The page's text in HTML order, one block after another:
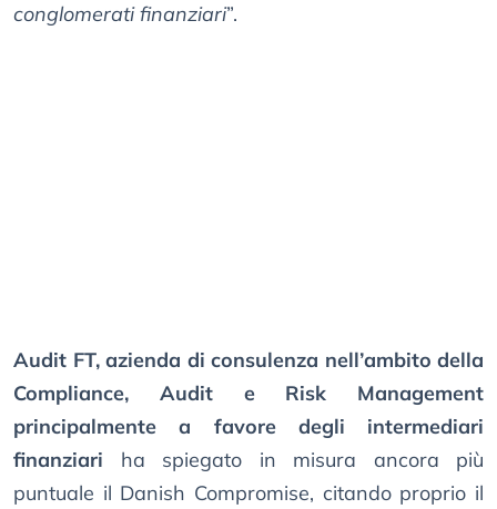
conglomerati finanziari”.
Audit FT, azienda di consulenza nell’ambito della
Compliance, Audit e Risk Management
principalmente a favore degli intermediari
finanziari ha spiegato in misura ancora più
puntuale il Danish Compromise, citando proprio il